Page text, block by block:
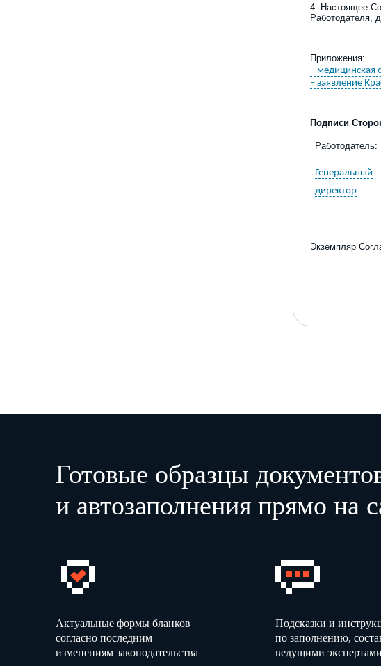
4 . Настоящее
Работодателя,
Приложения:
– медицинская
– заявление
Подписи
Работодатель:
Генеральный
директор
Экземпляр
Готовые образцы
и автозаполнения прямо на
Актуальные формы бланков
согласно последним
изменениям законодательства
Подсказки и
по заполнению,
ведущими экспертами